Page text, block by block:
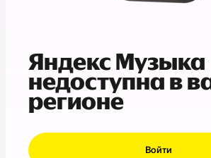
Яндекс Музыка
недоступна в
регионе
Войти